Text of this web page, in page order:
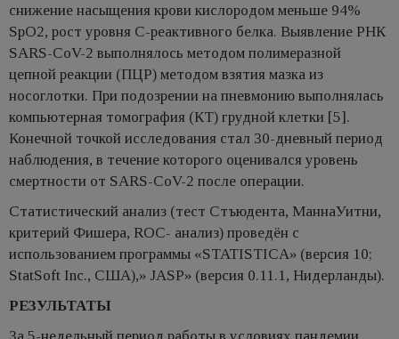
снижение насыщения крови кислородом меньше 94%
SpO2, рост уровня С-реактивного белка. Выявление РНК
SARS-CoV-2 выполнялось методом полимеразной
цепной реакции (ПЦР) методом взятия мазка из
носоглотки. При подозрении на пневмонию выполнялась
компьютерная томография (КТ) грудной клетки [5].
Конечной точкой исследования стал 30-дневный период
наблюдения, в течение которого оценивался уровень
смертности от SARS-CoV-2 после операции.
Статистический анализ (тест Стъюдента, МаннаУитни,
критерий Фишера, ROC- анализ) проведён с
использованием программы «STATISTICA» (версия 10;
StatSoft Inc., США),» JASP» (версия 0.11.1, Нидерланды).
РЕЗУЛЬТАТЫ